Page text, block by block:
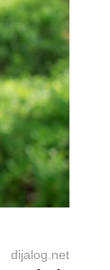
dijalog.net